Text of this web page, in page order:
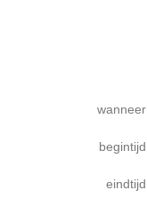
wanneer
begintijd
eindtijd